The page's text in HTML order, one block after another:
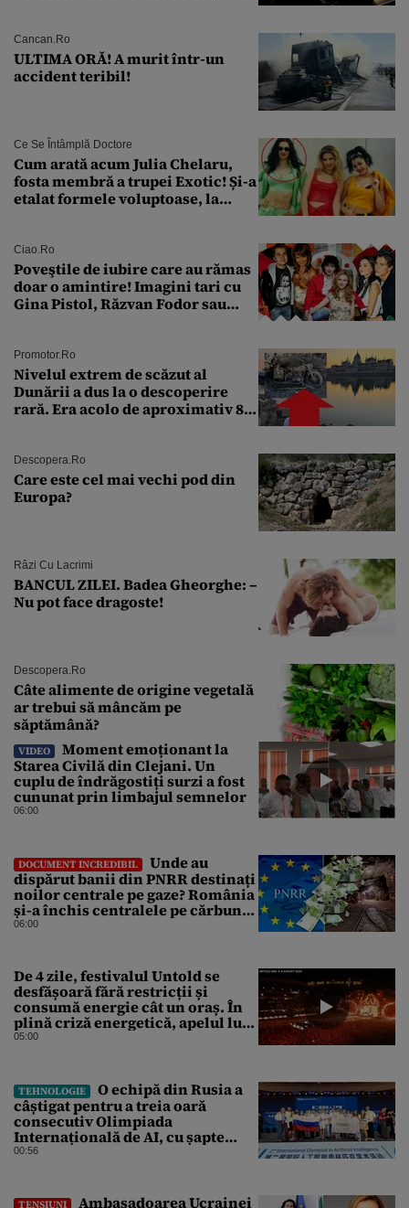
Cancan.ro
ULTIMA ORĂ! A murit într-un
accident teribil!
Ce Se Întâmplă Doctore
Cum arată acum Julia Chelaru,
fosta membră a trupei Exotic! Și-a
etalat formele voluptoase, la
Ciao.ro
Poveştile de iubire care au rămas
doar o amintire! Imagini tari cu
Gina Pistol, Răzvan Fodor sau
Promotor.ro
Nivelul extrem de scăzut al
Dunării a dus la o descoperire
rară. Era acolo de aproximativ 80
Descopera.ro
Care este cel mai vechi pod din
Europa?
Râzi Cu Lacrimi
BANCUL ZILEI. Badea Gheorghe: –
Nu pot face dragoste!
Descopera.ro
Câte alimente de origine vegetală
ar trebui să mâncăm pe
săptămână?
VIDEO
Moment emoționant la
Starea Civilă din Clejani. Un
cuplu de îndrăgostiți surzi a fost
cununat prin limbajul semnelor
06:00
DOCUMENT INCREDIBIL
Unde au
dispărut banii din PNRR destinați
noilor centrale pe gaze? România
și-a închis centralele pe cărbune
în ritm galopant, dar nu a pus
06:00
De 4 zile, festivalul Untold se
desfășoară fără restricții și
consumă energie cât un oraș. În
plină criză energetică, apelul lui
Bolojan de economisire a
partid, Emil Boc
05:00
TEHNOLOGIE
O echipă din Rusia a
câștigat pentru a treia oară
consecutiv Olimpiada
Internațională de AI, cu șapte
medalii din aur și una de bronz
00:56
TENSIUNI
Ambasadoarea Ucrainei